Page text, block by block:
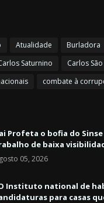
Atualidade Burladora
Saturnino
Carlos
combate à
Profeta o bofia do
de baixa
05, 2026
Instituto national de
para casas